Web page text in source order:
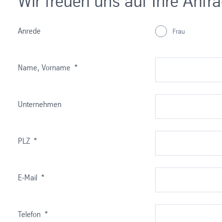
Anrede Frau
Name, Vorname *
Unternehmen
PLZ *
E-Mail *
Telefon *